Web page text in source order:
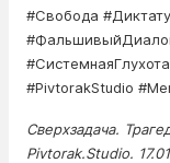
#Свобода
#PivtorakStudio
Сверхзадача.
Pivtorak.Studio.